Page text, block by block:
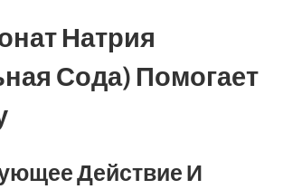
Натрия
Сода) Помогает
Действие И